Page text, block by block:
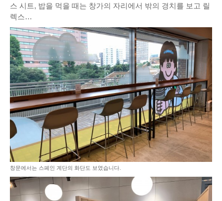
스 시트, 밥을 먹을 때는 창가의 자리에서 밖의 경치를 보고 릴
렉스…
창문에서는 스페인 계단의 화단도 보였습니다.